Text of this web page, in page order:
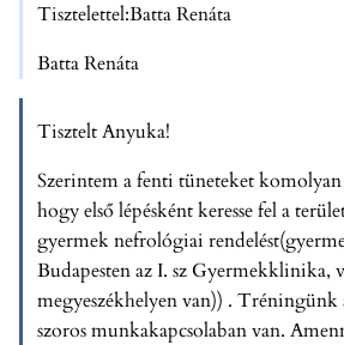
Tisztelettel:Batta Renáta
Batta Renáta
Tisztelt Anyuka!
Szerintem a fenti tüneteket
hogy első lépésként keresse fel a
gyermek nefrológiai
Budapesten az I. sz Gyermekklinika,
megyeszékhelyen van)) . Tréningünk
szoros munkakapcsolaban van.